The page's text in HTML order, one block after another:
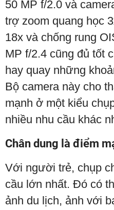
50 MP f/2.0 và
trợ zoom quang học
18x và chống rung
MP f/2.4 cũng đủ tốt
hay quay những
Bộ camera này cho
mạnh ở một kiểu
nhiều nhu cầu khác
Chân dung là điểm
Với người trẻ, chụp
cầu lớn nhất. Đó có
ảnh du lịch, ảnh với